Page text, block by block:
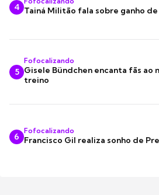
4 Tainá Militão fala sobre ganho
5
Fofocalizando
Gisele Bündchen encanta fãs
treino
6
Fofocalizando
Francisco Gil realiza sonho de